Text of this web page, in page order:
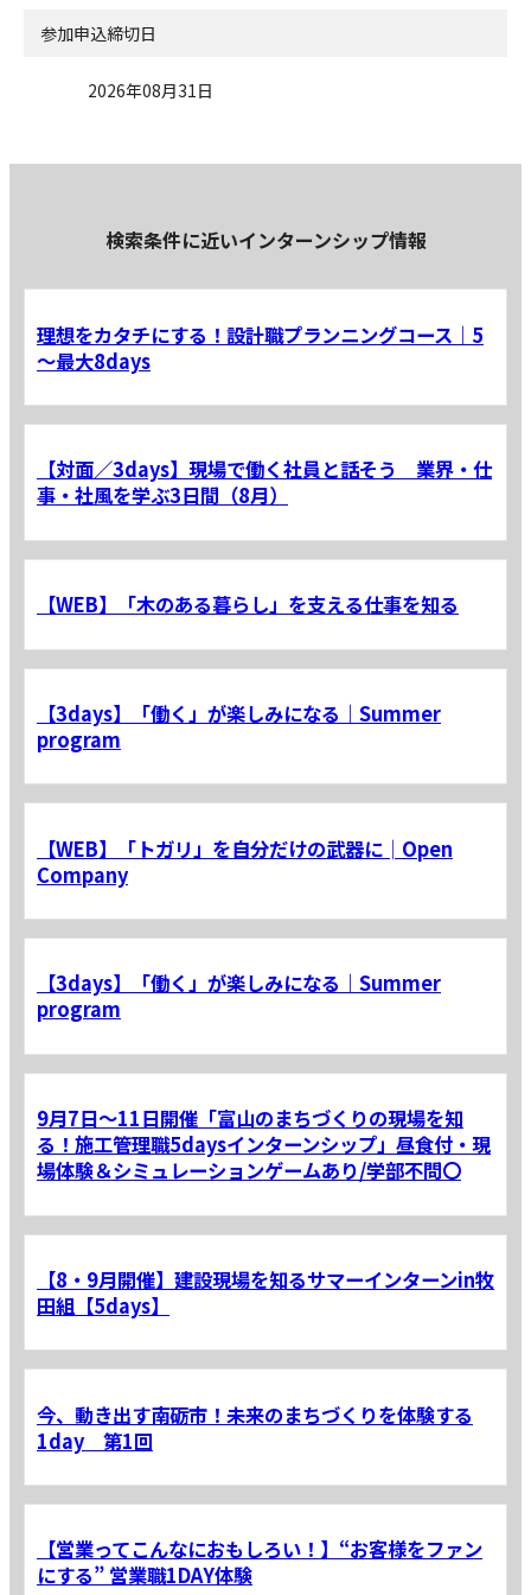
参加申込締切日
2026年08月31日
検索条件に近いインターンシップ情報
理想をカタチにする！設計職プランニングコース｜5
～最大8days
【対面／3days】現場で働く社員と話そう 業界・仕
事・社風を学ぶ3日間（8月）
【WEB】「木のある暮らし」を支える仕事を知る
【3days】「働く」が楽しみになる｜Summer
program
【WEB】「トガリ」を自分だけの武器に│Open
Company
【3days】「働く」が楽しみになる｜Summer
program
9月7日～11日開催「富山のまちづくりの現場を知
る！施工管理職5daysインターンシップ」昼食付・現
場体験＆シミュレーションゲームあり/学部不問〇
【8・9月開催】建設現場を知るサマーインターンin牧
田組【5days】
今、動き出す南砺市！未来のまちづくりを体験する
1day 第1回
【営業ってこんなにおもしろい！】“お客様をファン
にする” 営業職1DAY体験